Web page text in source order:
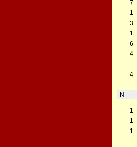
7
1
3
1
6
4
4
N
1
1
1